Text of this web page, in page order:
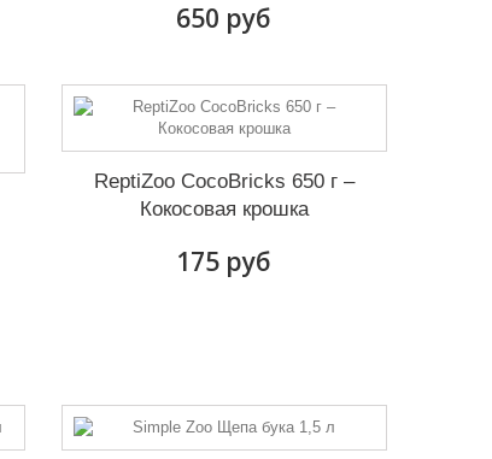
650 руб
ReptiZoo CocoBricks 650 г –
Кокосовая крошка
175 руб